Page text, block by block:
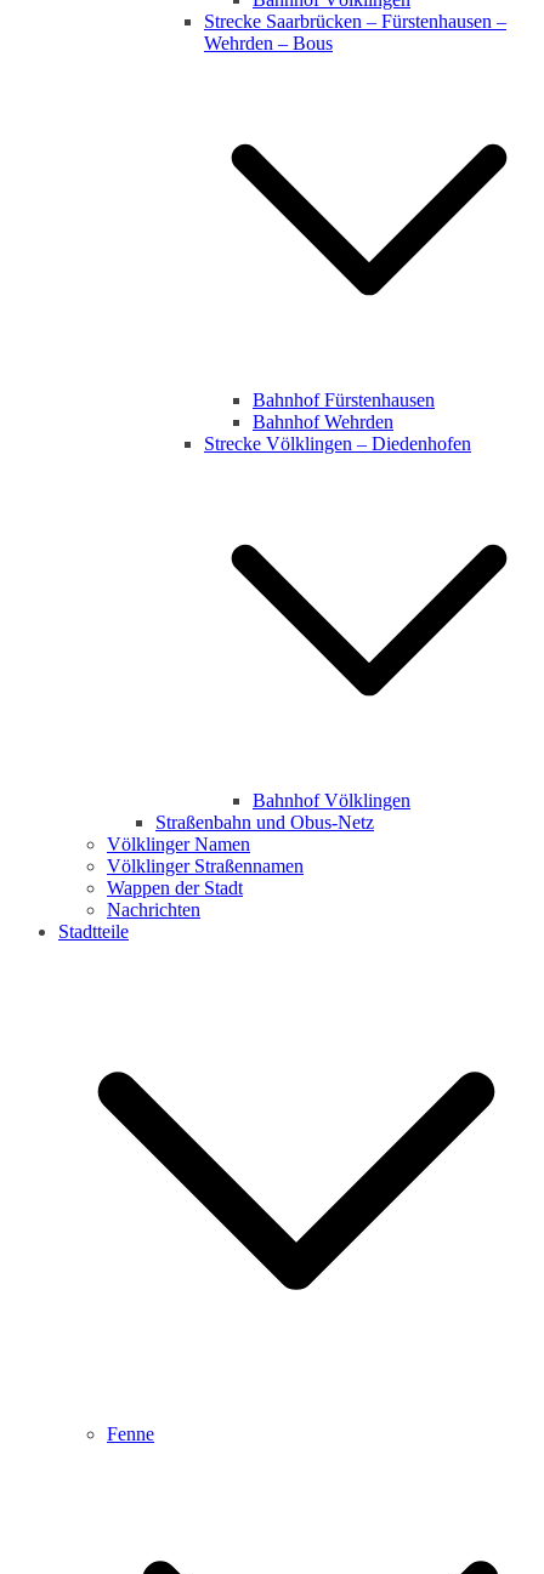
Strecke Saarbrücken – Fürstenhausen –
Wehrden – Bous
Bahnhof Fürstenhausen
Bahnhof Wehrden
Strecke Völklingen – Diedenhofen
Bahnhof Völklingen
Straßenbahn und Obus-Netz
Völklinger Namen
Völklinger Straßennamen
Wappen der Stadt
Nachrichten
Stadtteile
Fenne